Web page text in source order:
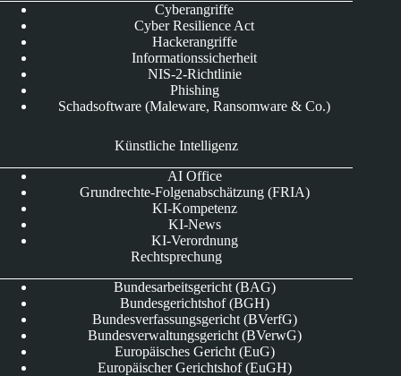
Cyberangriffe
Cyber Resilience Act
Hackerangriffe
Informationssicherheit
NIS-2-Richtlinie
Phishing
Schadsoftware (Maleware, Ransomware & Co.)
Künstliche Intelligenz
AI Office
Grundrechte-Folgenabschätzung (FRIA)
KI-Kompetenz
KI-News
KI-Verordnung
Rechtsprechung
Bundesarbeitsgericht (BAG)
Bundesgerichtshof (BGH)
Bundesverfassungsgericht (BVerfG)
Bundesverwaltungsgericht (BVerwG)
Europäisches Gericht (EuG)
Europäischer Gerichtshof (EuGH)